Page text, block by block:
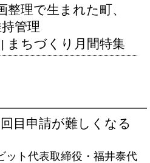
整理で生まれた町、
管理
まちづくり月間特集
目申請が難しくなる
ット代表取締役・福井泰代